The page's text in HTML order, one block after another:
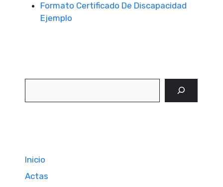
Formato Certificado De Discapacidad
Ejemplo
Inicio
Actas